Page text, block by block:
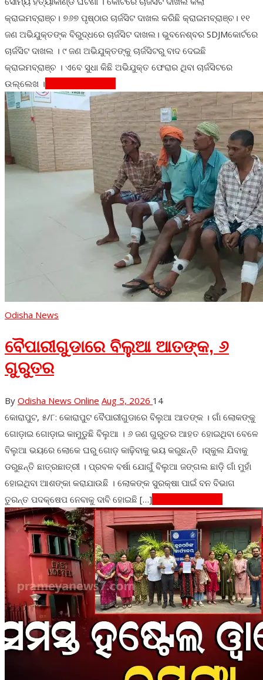
କ୍ରାଇମବ୍ରାଞ୍ଚ। ୭୬୭ ପୃଷ୍ଠାର ଚାର୍ଜସିଟ ଦାଖଲ କରିଛି କ୍ରାଇମବ୍ରାଞ୍ଚ। ୧୧
ଜଣ ଅଭିଯୁକ୍ତଙ୍କ ବିରୁଦ୍ଧରେ ଚାର୍ଜସିଟ ଦାଖଲ। ଭୁବନେଶ୍ବର SDJMକୋର୍ଟରେ
ଚାର୍ଜସିଟ ଦାଖଲ । ୯ ଜଣ ଅଭିଯୁକ୍ତଙ୍କୁ ଚାର୍ଜସିଟରୁ ବାଦ ଦେଇଛି
କ୍ରାଇମବ୍ରାଞ୍ଚ । ଏବେ ସୁଧା କିଛି ଅଭିଯୁକ୍ତ ଫେରାର ଥିବା ଚାର୍ଜସିଟରେ
ଉଲ୍ଲେଖ ।
Odisha News
ବୈପାରୀଗୁଡାରେ ବିଲୁଆ ଆତଙ୍କ, ୬
ଗୁରୁତର
By Odisha News Online Aug 5, 2026 14
କୋରାପୁଟ, ୫/୮: କୋରାପୁଟ ବୈପାରୀଗୁଡାରେ ବିଲୁଆ ଆତଙ୍କ । ଗାଁ ଲୋକଙ୍କୁ
ଗୋଡ଼ାଇ ଗୋଡ଼ାଇ କାମୁଡୁଛି ବିଲୁଆ । ୬ ଜଣ ଗୁରୁତର ଆହତ ହୋଇଥିବା ବେଳେ
ବିଲୁଆ ଭୟରେ ଲୋକେ ଘରୁ ଗୋଡ଼ କାଢ଼ିବାକୁ ଭୟ କରୁଛନ୍ତି ।ସ୍କୁଲ ଯିବାକୁ
ଡରୁଛନ୍ତି ଛାତ୍ରଛାତ୍ରୀ । ପ୍ରବଳ ବର୍ଷା ଯୋଗୁଁ ବିଲୁଆ ଜଙ୍ଗଲ ଛାଡ଼ି ଗାଁ ମୁହାଁ
ହୋଇଥିବା ଆଶଙ୍କା କରାଯାଉଛି । ଲୋକଙ୍କ ସୁରକ୍ଷା ପାଇଁ ବନ ବିଭାଗ
ତୁରନ୍ତ ପଦକ୍ଷେପ ନେବାକୁ ଦାବି ହୋଇଛି […]